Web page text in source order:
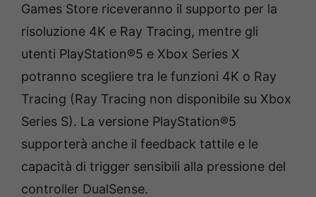
Games Store riceveranno il supporto per la
risoluzione 4K e Ray Tracing, mentre gli
utenti PlayStation®5 e Xbox Series X
potranno scegliere tra le funzioni 4K o Ray
Tracing (Ray Tracing non disponibile su Xbox
Series S). La versione PlayStation®5
supporterà anche il feedback tattile e le
capacità di trigger sensibili alla pressione del
controller DualSense.